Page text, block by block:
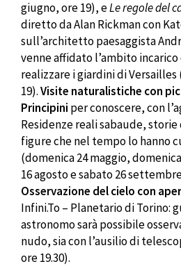
giugno, ore 19), eLe regole del
diretto da Alan Rickman con
sull’architetto paesaggista
venne affidato l’ambito
realizzare i giardini di
19).Visite naturalistiche con
Principini per conoscere, con
Residenze reali sabaude,
figure che nel tempo lo hanno
(domenica 24 maggio,
16 agosto e sabato 26
Osservazione del cielo con
Infini.To – Planetario di Torino:
astronomo sarà possibile
nudo, sia con l’ausilio di
ore 19.30).